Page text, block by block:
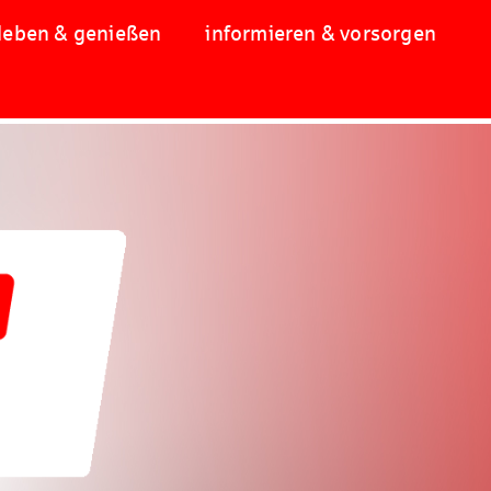
& genießen informieren & vorsorgen